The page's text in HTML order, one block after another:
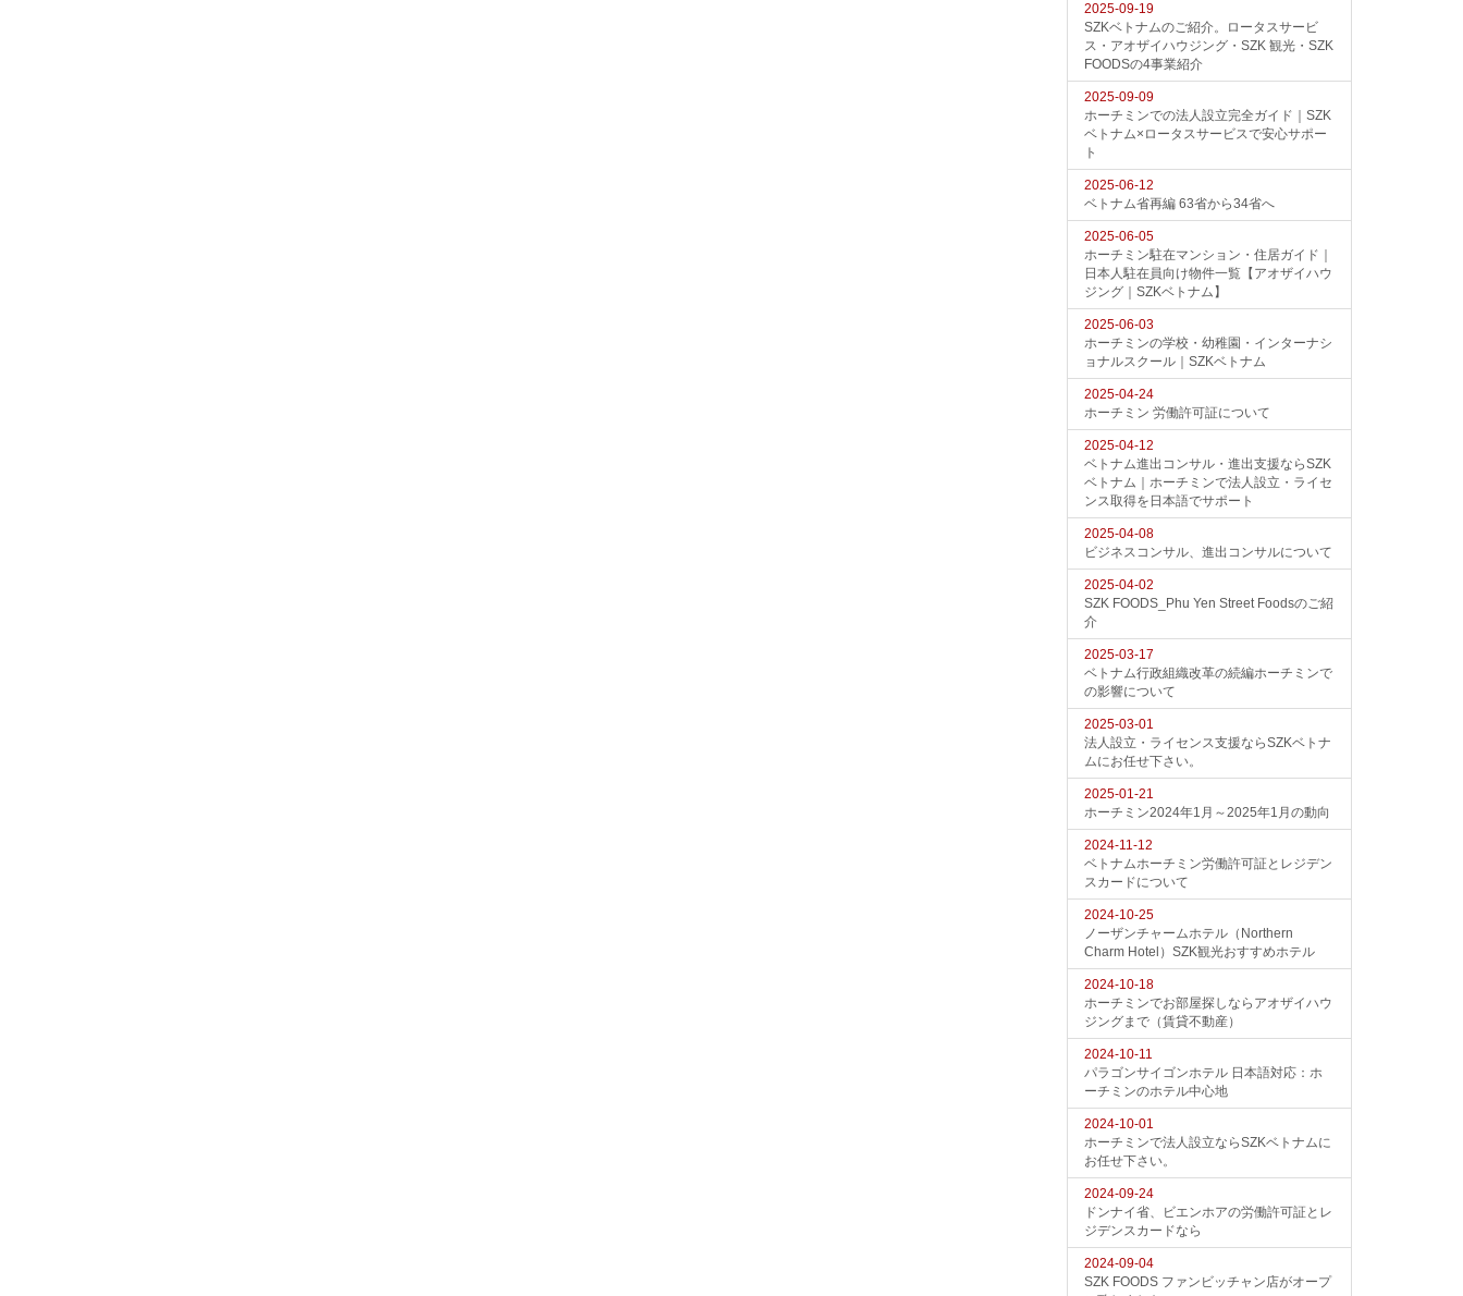
2025-09-19
SZKベトナムのご紹介。ロータスサービ
ス・アオザイハウジング・SZK 観光・SZK
FOODSの4事業紹介
2025-09-09
ホーチミンでの法人設立完全ガイド｜SZK
ベトナム×ロータスサービスで安心サポー
ト
2025-06-12
ベトナム省再編 63省から34省へ
2025-06-05
ホーチミン駐在マンション・住居ガイド｜
日本人駐在員向け物件一覧【アオザイハウ
ジング｜SZKベトナム】
2025-06-03
ホーチミンの学校・幼稚園・インターナシ
ョナルスクール｜SZKベトナム
2025-04-24
ホーチミン 労働許可証について
2025-04-12
ベトナム進出コンサル・進出支援ならSZK
ベトナム｜ホーチミンで法人設立・ライセ
ンス取得を日本語でサポート
2025-04-08
ビジネスコンサル、進出コンサルについて
2025-04-02
SZK FOODS_Phu Yen Street Foodsのご紹
介
2025-03-17
ベトナム行政組織改革の続編ホーチミンで
の影響について
2025-03-01
法人設立・ライセンス支援ならSZKベトナ
ムにお任せ下さい。
2025-01-21
ホーチミン2024年1月～2025年1月の動向
2024-11-12
ベトナムホーチミン労働許可証とレジデン
スカードについて
2024-10-25
ノーザンチャームホテル（Northern
Charm Hotel）SZK観光おすすめホテル
2024-10-18
ホーチミンでお部屋探しならアオザイハウ
ジングまで（賃貸不動産）
2024-10-11
パラゴンサイゴンホテル 日本語対応：ホ
ーチミンのホテル中心地
2024-10-01
ホーチミンで法人設立ならSZKベトナムに
お任せ下さい。
2024-09-24
ドンナイ省、ビエンホアの労働許可証とレ
ジデンスカードなら
2024-09-04
SZK FOODS ファンビッチャン店がオープ